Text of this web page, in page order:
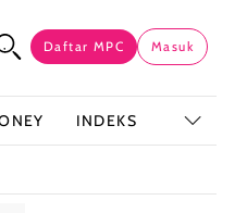
Daftar MPC Masuk
INDEKS